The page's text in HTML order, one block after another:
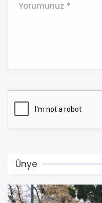
Yorumunuz *
Ünye